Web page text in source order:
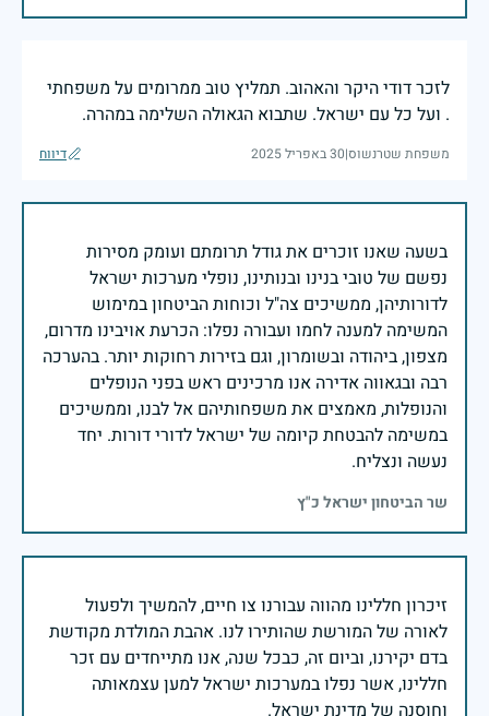
לזכר דודי היקר והאהוב. תמליץ טוב ממרומים על משפחתי
. ועל כל עם ישראל. שתבוא הגאולה השלימה במהרה.
משפחת שטרנשוס|30 באפריל 2025 דיווח
בשעה שאנו זוכרים את גודל תרומתם ועומק מסירות
נפשם של טובי בנינו ובנותינו, נופלי מערכות ישראל
לדורותיהן, ממשיכים צה"ל וכוחות הביטחון במימוש
המשימה למענה לחמו ועבורה נפלו: הכרעת אויבינו מדרום,
מצפון, ביהודה ובשומרון, וגם בזירות רחוקות יותר. בהערכה
רבה ובגאווה אדירה אנו מרכינים ראש בפני הנופלים
והנופלות, מאמצים את משפחותיהם אל לבנו, וממשיכים
במשימה להבטחת קיומה של ישראל לדורי דורות. יחד
נעשה ונצליח.
שר הביטחון ישראל כ"ץ
זיכרון חללינו מהווה עבורנו צו חיים, להמשיך ולפעול
לאורה של המורשת שהותירו לנו. אהבת המולדת מקודשת
בדם יקירנו, וביום זה, כבכל שנה, אנו מתייחדים עם זכר
חללינו, אשר נפלו במערכות ישראל למען עצמאותה
וחוסנה של מדינת ישראל.